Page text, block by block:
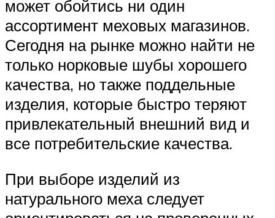
может обойтись ни один
ассортимент меховых магазинов.
Сегодня на рынке можно найти не
только норковые шубы хорошего
качества, но также поддельные
изделия, которые быстро теряют
привлекательный внешний вид и
все потребительские качества.
При выборе изделий из
натурального меха следует